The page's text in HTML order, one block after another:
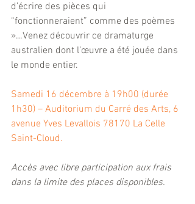
d’écrire des pièces qui
“fonctionneraient” comme des poèmes
»…Venez découvrir ce dramaturge
australien dont l’œuvre a été jouée dans
le monde entier.
Samedi 16 décembre à 19h00 (durée
1h30) – Auditorium du Carré des Arts, 6
avenue Yves Levallois 78170 La Celle
Saint-Cloud.
Accès avec libre participation aux frais
dans la limite des places disponibles.